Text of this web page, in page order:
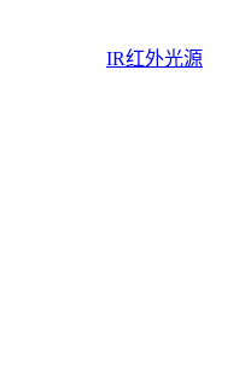
IR红外光源